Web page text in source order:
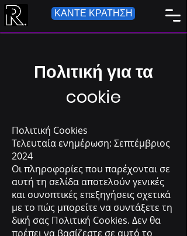
ΚΑΝΤΕ ΚΡΑΤΗΣΗ
Πολιτική για τα
cookie
Πολιτική Cookies
Τελευταία ενημέρωση: Σεπτέμβριος
2024
Οι πληροφορίες που παρέχονται σε
αυτή τη σελίδα αποτελούν γενικές
και συνοπτικές επεξηγήσεις σχετικά
με το πώς μπορείτε να συντάξετε τη
δική σας Πολιτική Cookies. Δεν θα
πρέπει να βασίζεστε σε αυτό το